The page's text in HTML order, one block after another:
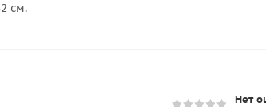
см.
Нет